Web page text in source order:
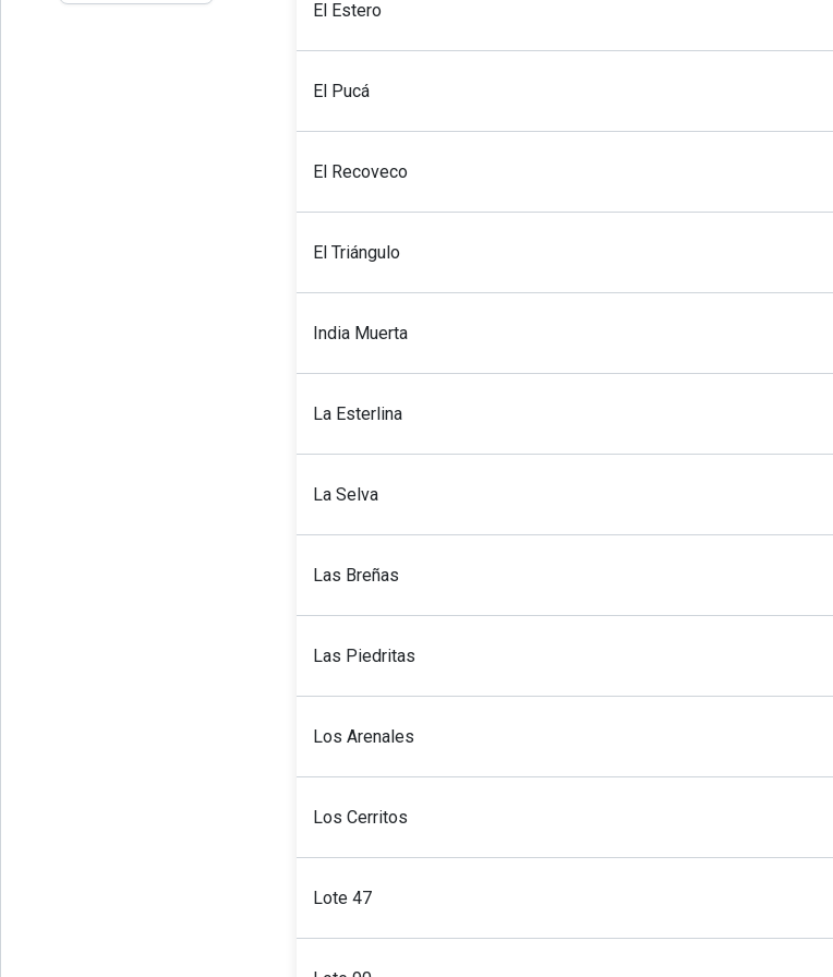
El Estero
El Pucá
El Recoveco
El Triángulo
India Muerta
La Esterlina
La Selva
Las Breñas
Las Piedritas
Los Arenales
Los Cerritos
Lote 47